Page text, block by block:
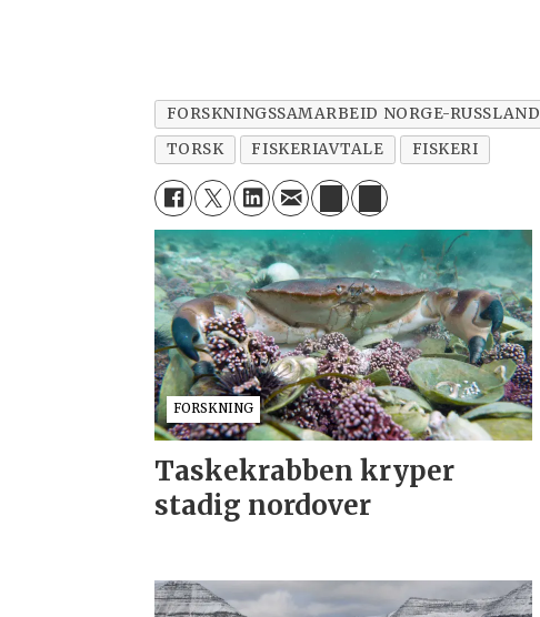
FORSKNINGSSAMARBEID NORGE-RUSSLAND
TORSK
FISKERIAVTALE FISKERI
FORSKNING
Taskekrabben kryper
stadig nordover